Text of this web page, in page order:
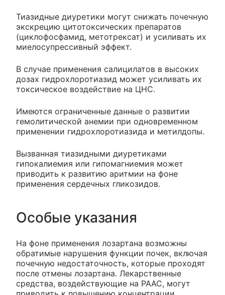
Тиазидные диуретики могут снижать почечную
экскрецию цитотоксических препаратов
(циклофосфамид, метотрексат) и усиливать их
миелосупрессивный эффект.
В случае применения салицилатов в высоких
дозах гидрохлоротиазид может усиливать их
токсическое воздействие на ЦНС.
Имеются ограниченные данные о развитии
гемолитической анемии при одновременном
применении гидрохлоротиазида и метилдопы.
Вызванная тиазидными диуретиками
гипокалиемия или гипомагниемия может
приводить к развитию аритмии на фоне
применения сердечных гликозидов.
Особые указания
На фоне применения лозартана возможны
обратимые нарушения функции почек, включая
почечную недостаточность, которые проходят
после отмены лозартана. Лекарственные
средства, воздействующие на РААС, могут